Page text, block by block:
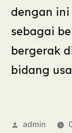
dengan
sebagai
bergerak
bidang
admin